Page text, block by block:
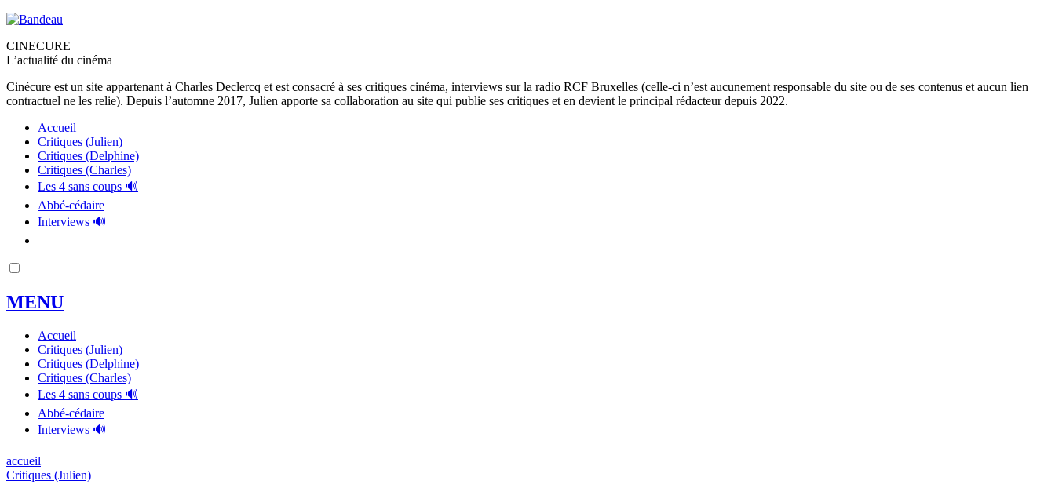
CINECURE
L’actualité du cinéma
Cinécure est un site appartenant à Charles Declercq et est consacré à ses critiques cinéma, interviews sur la radio RCF Bruxelles (celle-ci n’est aucunement responsable du site ou de ses contenus et aucun lien
contractuel ne les relie). Depuis l’automne 2017, Julien apporte sa collaboration au site qui publie ses critiques et en devient le principal rédacteur depuis 2022.
Accueil
Critiques (Julien)
Critiques (Delphine)
Critiques (Charles)
Les 4 sans coups 🔊
Abbé-cédaire
Interviews 🔊
MENU
Accueil
Critiques (Julien)
Critiques (Delphine)
Critiques (Charles)
Les 4 sans coups 🔊
Abbé-cédaire
Interviews 🔊
accueil
Critiques (Julien)